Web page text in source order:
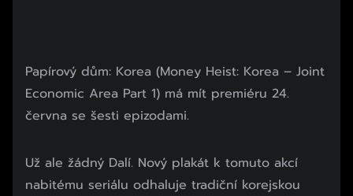
Papírový dům: Korea (Money Heist: Korea – Joint
Economic Area Part 1) má mít premiéru 24.
června se šesti epizodami.
Už ale žádný Dalí. Nový plakát k tomuto akcí
nabitému seriálu odhaluje tradiční korejskou